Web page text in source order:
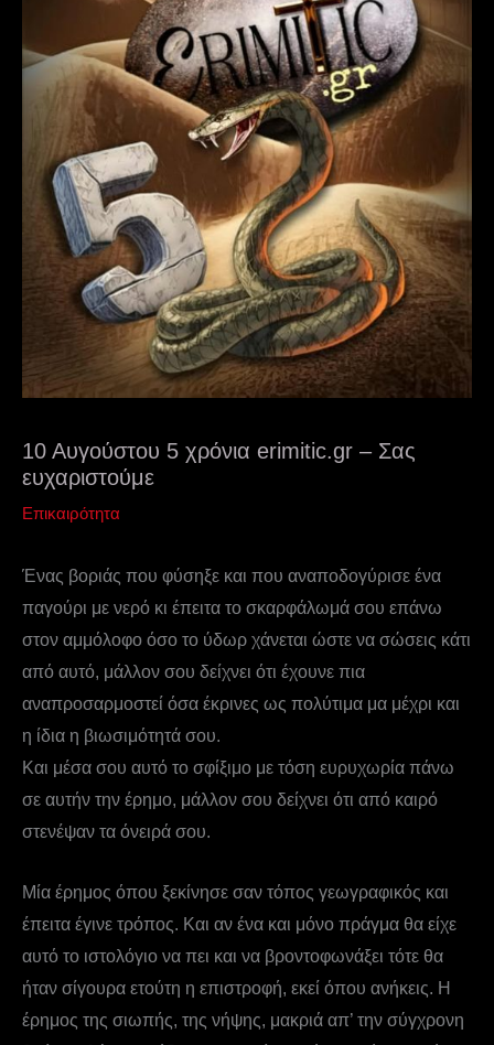
10 Αυγούστου 5 χρόνια erimitic.gr – Σας
ευχαριστούμε
Επικαιρότητα
Ένας βοριάς που φύσηξε και που αναποδογύρισε ένα
παγούρι με νερό κι έπειτα το σκαρφάλωμά σου επάνω
στον αμμόλοφο όσο το ύδωρ χάνεται ώστε να σώσεις κάτι
από αυτό, μάλλον σου δείχνει ότι έχουνε πια
αναπροσαρμοστεί όσα έκρινες ως πολύτιμα μα μέχρι και
η ίδια η βιωσιμότητά σου.
Και μέσα σου αυτό το σφίξιμο με τόση ευρυχωρία πάνω
σε αυτήν την έρημο, μάλλον σου δείχνει ότι από καιρό
στενέψαν τα όνειρά σου.
Μία έρημος όπου ξεκίνησε σαν τόπος γεωγραφικός και
έπειτα έγινε τρόπος. Και αν ένα και μόνο πράγμα θα είχε
αυτό το ιστολόγιο να πει και να βροντοφωνάξει τότε θα
ήταν σίγουρα ετούτη η επιστροφή, εκεί όπου ανήκεις. Η
έρημος της σιωπής, της νήψης, μακριά απ’ την σύγχρονη